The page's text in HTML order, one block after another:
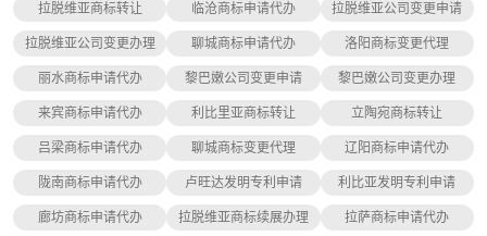
拉脱维亚商标转让 临沧商标申请代办 拉脱维亚公司变更申请
拉脱维亚公司变更办理 聊城商标申请代办 洛阳商标变更代理
丽水商标申请代办 黎巴嫩公司变更申请 黎巴嫩公司变更办理
来宾商标申请代办 利比里亚商标转让 立陶宛商标转让
吕梁商标申请代办 聊城商标变更代理 辽阳商标申请代办
陇南商标申请代办 卢旺达发明专利申请 利比亚发明专利申请
廊坊商标申请代办 拉脱维亚商标续展办理 拉萨商标申请代办